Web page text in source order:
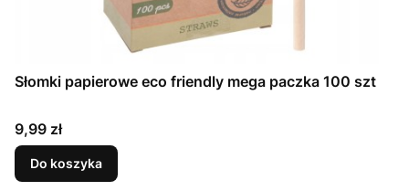
Słomki papierowe eco friendly mega paczka 100 szt
Cena
9,99 zł
Do koszyka